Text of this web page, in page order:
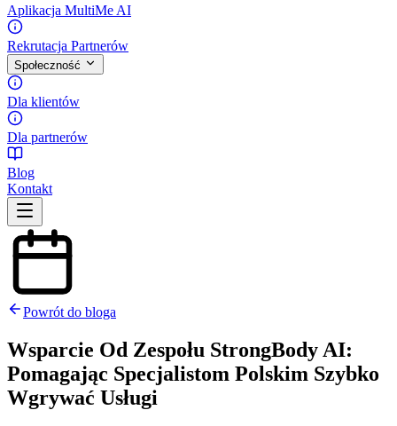
Aplikacja MultiMe AI
Rekrutacja Partnerów
Społeczność
Dla klientów
Dla partnerów
Blog
Kontakt
Powrót do bloga
Wsparcie Od Zespołu StrongBody AI:
Pomagając Specjalistom Polskim Szybko
Wgrywać Usługi